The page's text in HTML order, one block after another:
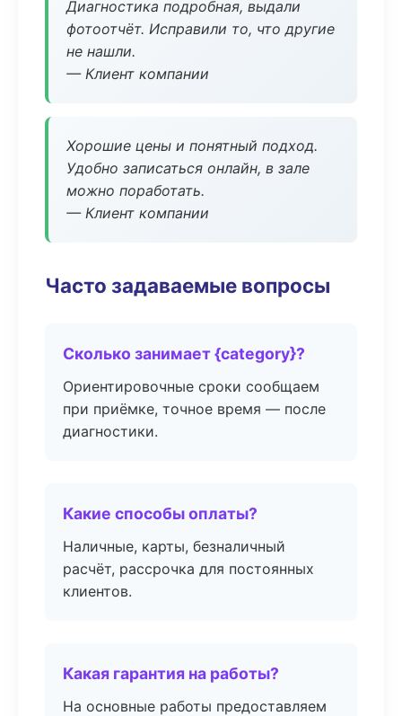
Диагностика подробная, выдали
фотоотчёт. Исправили то, что другие
не нашли.
— Клиент компании
Хорошие цены и понятный подход.
Удобно записаться онлайн, в зале
можно поработать.
— Клиент компании
Часто задаваемые вопросы
Сколько занимает {category}?
Ориентировочные сроки сообщаем
при приёмке, точное время — после
диагностики.
Какие способы оплаты?
Наличные, карты, безналичный
расчёт, рассрочка для постоянных
клиентов.
Какая гарантия на работы?
На основные работы предоставляем